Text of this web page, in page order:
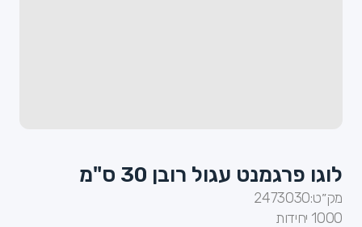
לוגו פרגמנט עגול רובן 30 ס"מ
מק״ט:2473030
1000 יחידות